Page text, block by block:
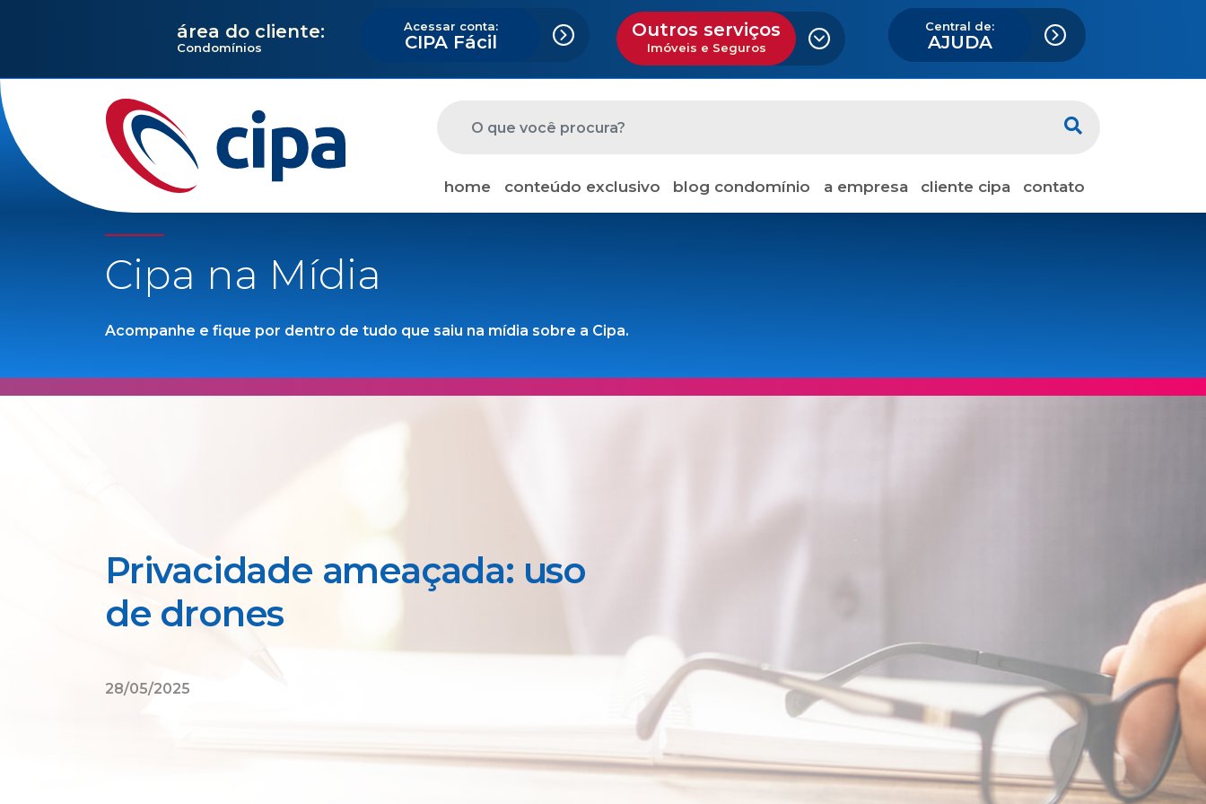
área do cliente:
Condomínios
Acessar conta:
CIPA Fácil
Outros serviços
Imóveis e Seguros
Central de:
AJUDA
home conteúdo exclusivo blog condomínio a empresa cliente cipa contato
Cipa na Mídia
Acompanhe e fique por dentro de tudo que saiu na mídia sobre a Cipa.
Privacidade ameaçada: uso
de drones
28/05/2025